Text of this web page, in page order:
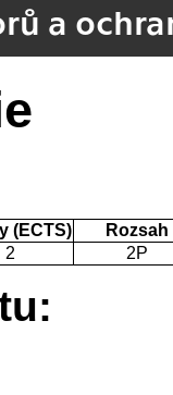
a
(ECTS)
Rozsah
2 2P